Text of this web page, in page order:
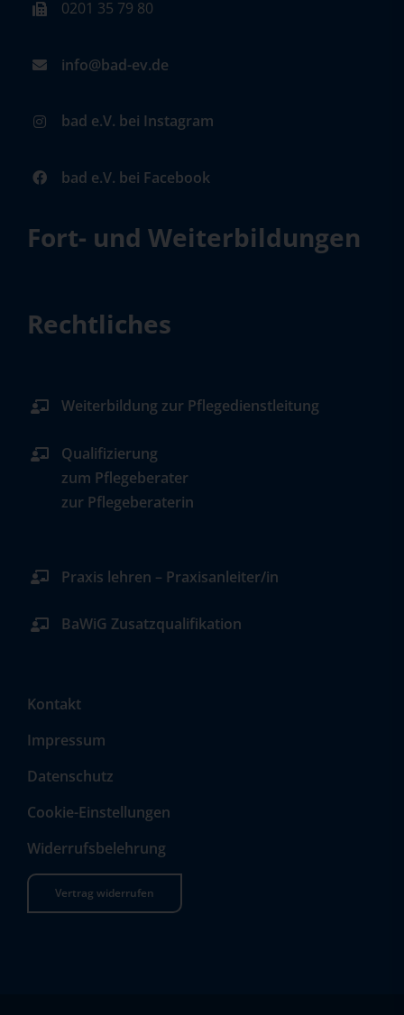
0201 35 79 80
info@bad-ev.de
bad e.V. bei Instagram
bad e.V. bei Facebook
Fort- und Weiterbildungen
Rechtliches
Weiterbildung zur Pflegedienstleitung
Qualifizierung
zum Pflegeberater
zur Pflegeberaterin
Praxis lehren – Praxisanleiter/in
BaWiG Zusatzqualifikation
Kontakt
Impressum
Datenschutz
Cookie-Einstellungen
Widerrufsbelehrung
Vertrag widerrufen